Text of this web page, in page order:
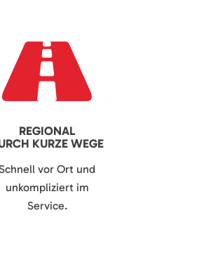
REGIONAL
KURZE WEGE
vor Ort und
unkompliziert im
Service.